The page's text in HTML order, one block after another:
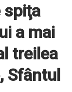
spiţa
a mai
treilea
Sfântul